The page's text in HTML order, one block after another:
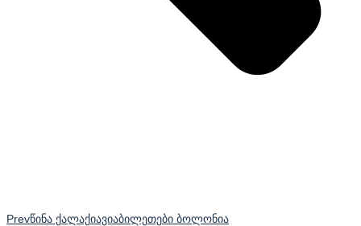
Prevწინა ქალაქიავიაბილეთები ბოლონია